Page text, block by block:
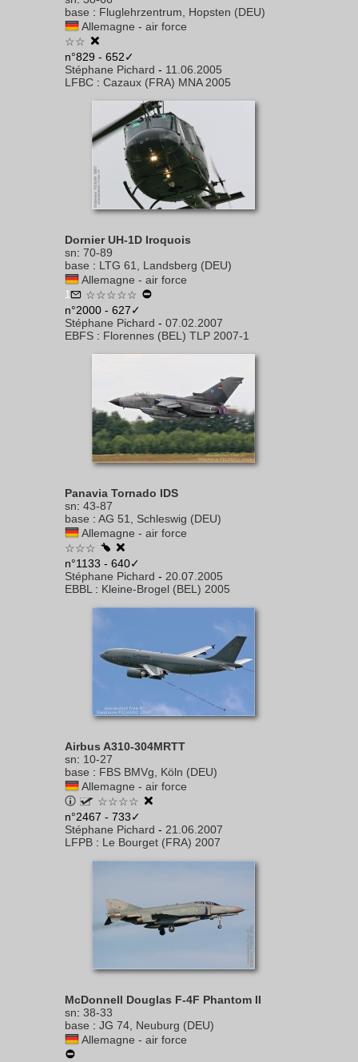
base : Fluglehrzentrum, Hopsten (DEU)
Allemagne - air force
☆☆
n°829 - 652✓
Stéphane Pichard - 11.06.2005
LFBC : Cazaux (FRA) MNA 2005
Dornier UH-1D Iroquois
sn: 70-89
base : LTG 61, Landsberg (DEU)
Allemagne - air force
1
☆☆☆☆☆
n°2000 - 627✓
Stéphane Pichard - 07.02.2007
EBFS : Florennes (BEL) TLP 2007-1
Panavia Tornado IDS
sn: 43-87
base : AG 51, Schleswig (DEU)
Allemagne - air force
☆☆☆
n°1133 - 640✓
Stéphane Pichard - 20.07.2005
EBBL : Kleine-Brogel (BEL) 2005
Airbus A310-304MRTT
sn: 10-27
base : FBS BMVg, Köln (DEU)
Allemagne - air force
☆☆☆☆
n°2467 - 733✓
Stéphane Pichard - 21.06.2007
LFPB : Le Bourget (FRA) 2007
McDonnell Douglas F-4F Phantom II
sn: 38-33
base : JG 74, Neuburg (DEU)
Allemagne - air force